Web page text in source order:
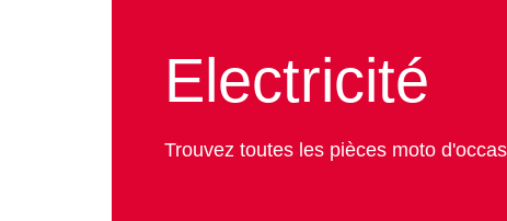
Electricité
Trouvez toutes les pièces moto